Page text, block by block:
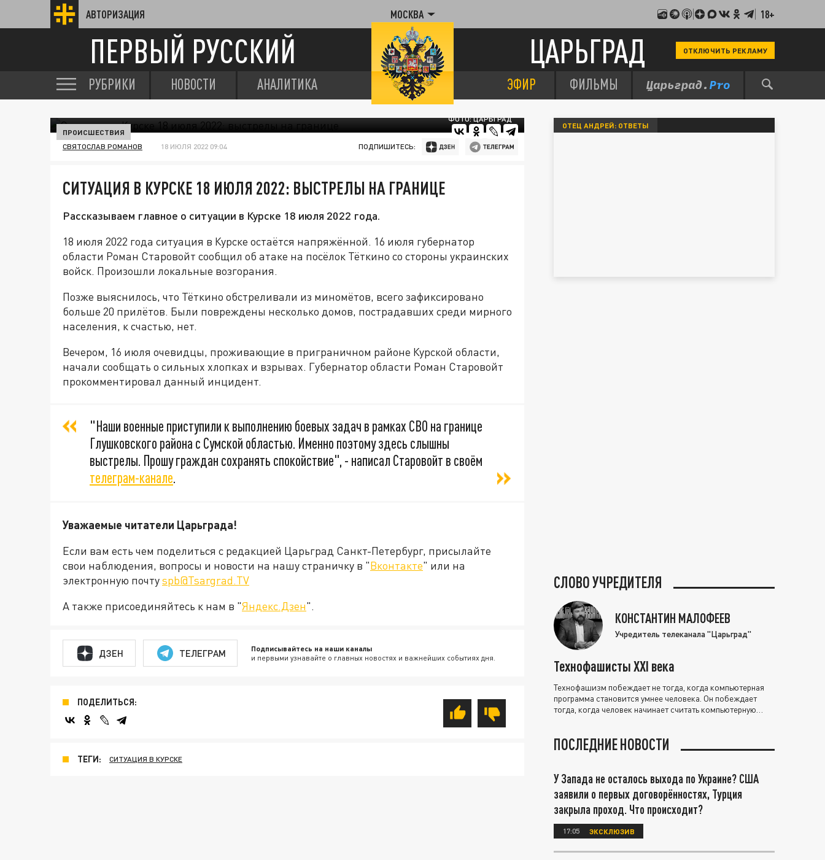
АВТОРИЗАЦИЯ МОСКВА 18+
ПЕРВЫЙ РУССКИЙ ЦАРЬГРАД ОТКЛЮЧИТЬ РЕКЛАМУ
РУБРИКИ НОВОСТИ АНАЛИТИКА ЭФИР ФИЛЬМЫ
ФОТО: ЦАРЬГРАД
ПРОИСШЕСТВИЯ
СВЯТОСЛАВ РОМАНОВ 18 ИЮЛЯ 2022 09:04 ПОДПИШИТЕСЬ:
СИТУАЦИЯ В КУРСКЕ 18 ИЮЛЯ 2022: ВЫСТРЕЛЫ НА ГРАНИЦЕ
Рассказываем главное о ситуации в Курске 18 июля 2022 года.
18 июля 2022 года ситуация в Курске остаётся напряжённой. 16 июля губернатор
области Роман Старовойт сообщил об атаке на посёлок Тёткино со стороны украинских
войск. Произошли локальные возгорания.
Позже выяснилось, что Тёткино обстреливали из миномётов, всего зафиксировано
больше 20 прилётов. Были повреждены несколько домов, пострадавших среди мирного
населения, к счастью, нет.
Вечером, 16 июля очевидцы, проживающие в приграничном районе Курской области,
начали сообщать о сильных хлопках и взрывах. Губернатор области Роман Старовойт
прокомментировал данный инцидент.
"Наши военные приступили к выполнению боевых задач в рамках СВО на границе
Глушковского района с Сумской областью. Именно поэтому здесь слышны
выстрелы. Прошу граждан сохранять спокойствие", - написал Старовойт в своём
телеграм-канале.
Уважаемые читатели Царьграда!
Если вам есть чем поделиться с редакцией Царьград Санкт-Петербург, присылайте
свои наблюдения, вопросы и новости на нашу страничку в "Вконтакте" или на
электронную почтуspb@Tsargrad.TV
А также присоединяйтесь к нам в "Яндекс.Дзен".
ДЗЕН ТЕЛЕГРАМ Подписывайтесь на наши каналы
и первыми узнавайте о главных новостях и важнейших событиях дня.
ПОДЕЛИТЬСЯ:
ТЕГИ: СИТУАЦИЯ В КУРСКЕ
ОТЕЦ АНДРЕЙ: ОТВЕТЫ
СЛОВО УЧРЕДИТЕЛЯ
КОНСТАНТИН МАЛОФЕЕВ
Учредитель телеканала "Царьград"
Технофашисты XXI века
Технофашизм побеждает не тогда, когда компьютерная
программа становится умнее человека. Он побеждает
тогда, когда человек начинает считать компьютерную
ПОСЛЕДНИЕ НОВОСТИ
У Запада не осталось выхода по Украине? США
заявили о первых договорённостях, Турция
закрыла проход. Что происходит?
17:05 ЭКСКЛЮЗИВ